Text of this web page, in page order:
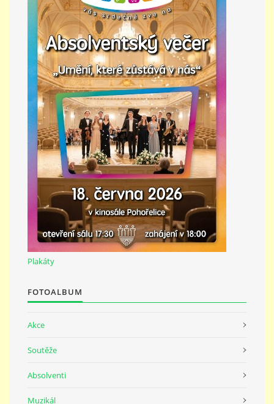
GDPR
ZUŠ Pohořelice
Školní 462
Pohořelice
691 23
© 2026 eStránky.cz |Tisk|Nahoru ↑
Plakáty
FOTOALBUM
Akce
Soutěže
Absolventi
Muzikál